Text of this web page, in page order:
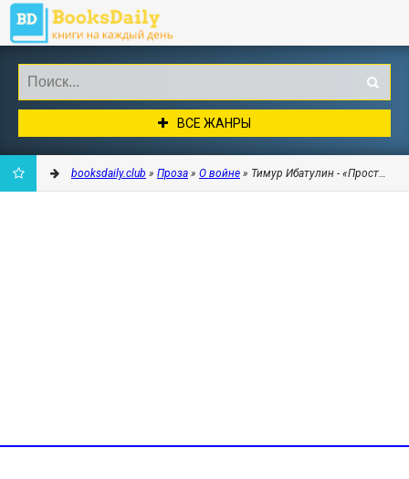
ВСЕ ЖАНРЫ
booksdaily.club » Проза » О войне » Тимур Ибатулин - «Простая»